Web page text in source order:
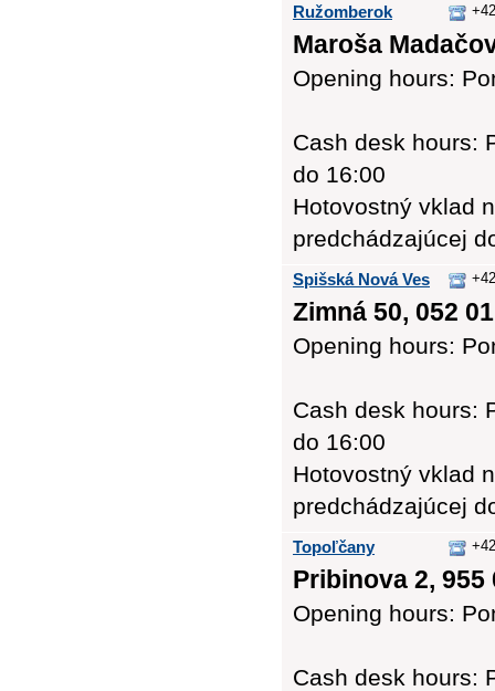
Ružomberok
Maroša
Opening hours:
Cash desk hours:
do 16:00
Hotovostný vklad
predchádzajúcej
Spišská Nová Ves
Zimná 50, 052 01
Opening hours:
Cash desk hours:
do 16:00
Hotovostný vklad
predchádzajúcej
Topoľčany
Pribinova 2, 955
Opening hours:
Cash desk hours: